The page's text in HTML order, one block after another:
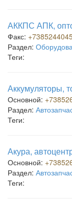
АККПС АПК,
Факс:
Раздел:
Теги:
Аккумуляторы,
Основной:
Раздел:
Теги:
Акура,
Основной:
Раздел:
Теги: